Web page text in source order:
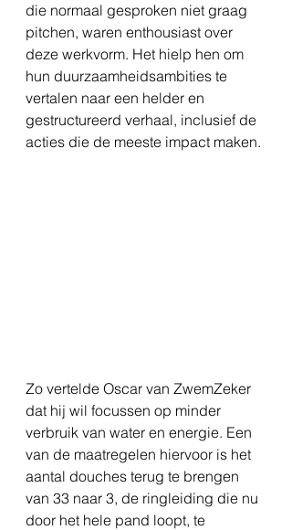
die normaal gesproken niet graag
pitchen, waren enthousiast over
deze werkvorm. Het hielp hen om
hun duurzaamheidsambities te
vertalen naar een helder en
gestructureerd verhaal, inclusief de
acties die de meeste impact maken.
Zo vertelde Oscar van ZwemZeker
dat hij wil focussen op minder
verbruik van water en energie. Een
van de maatregelen hiervoor is het
aantal douches terug te brengen
van 33 naar 3, de ringleiding die nu
door het hele pand loopt, te